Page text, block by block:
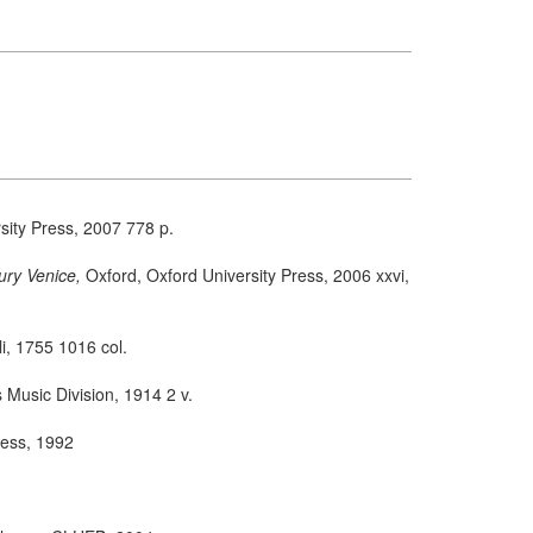
Press, 2007 778 p.
Venice, Oxford, Oxford University Press, 2006 xxvi,
1755 1016 col.
Division, 1914 2 v.
1992